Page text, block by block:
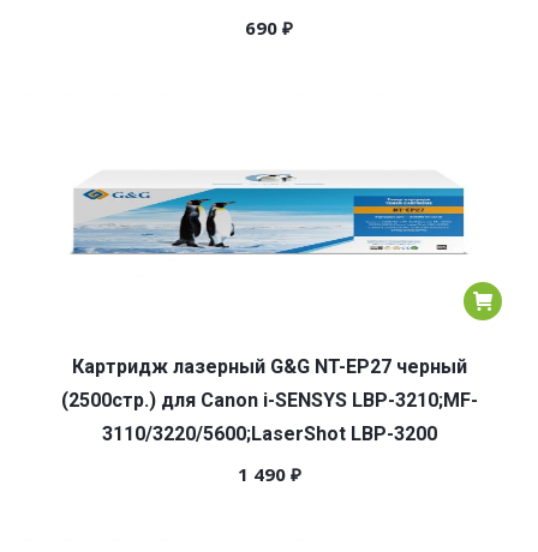
690 ₽
Картридж лазерный G&G NT-EP27 черный
(2500стр.) для Canon i-SENSYS LBP-3210;MF-
3110/3220/5600;LaserShot LBP-3200
1 490 ₽